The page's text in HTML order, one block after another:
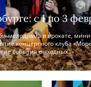
с 1 по 3
мелодрама в прокате,
концертного клуба
события выходных.